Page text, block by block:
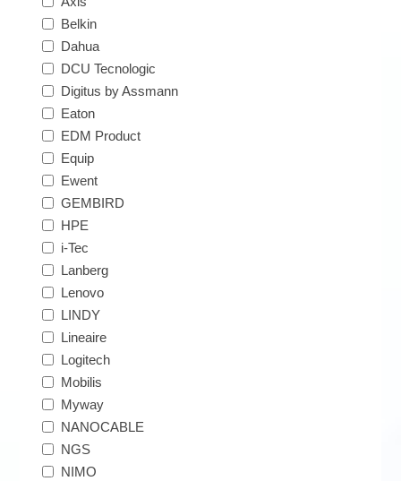
Belkin
Dahua
DCU Tecnologic
Digitus by Assmann
Eaton
EDM Product
Equip
Ewent
GEMBIRD
HPE
i-Tec
Lanberg
Lenovo
LINDY
Lineaire
Logitech
Mobilis
Myway
NANOCABLE
NGS
NIMO